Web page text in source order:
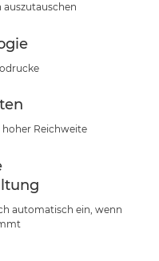
auszutauschen
Reichweite
automatisch ein, wenn